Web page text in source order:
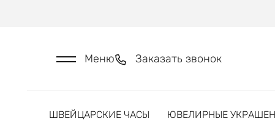
Меню Заказать звонок
ШВЕЙЦАРСКИЕ ЧАСЫ ЮВЕЛИРНЫЕ